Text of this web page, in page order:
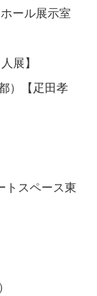
ール展示室
展】
）【疋田孝
トスペース東